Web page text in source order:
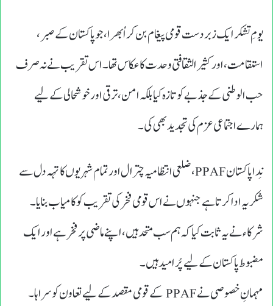
یومِ تشکر ایک زبردست قومی پیغام بن کر اُبھرا، جو پاکستان کے صبر،
استقامت، اور کثیر الثقافتی وحدت کا عکاس تھا۔ اس تقریب نے نہ صرف
حب الوطنی کے جذبے کو تازہ کیا بلکہ امن، ترقی اور خوشحالی کے لیے
ہمارے اجتماعی عزم کی تجدید بھی کی۔
نِدا پاکستان PPAF، ضلعی انتظامیہ چترال اور تمام شہریوں کا تہہ دل سے
شکریہ ادا کرتا ہے جنہوں نے اس قومی فخر کی تقریب کو کامیاب بنایا۔
شرکاء نے یہ ثابت کیا کہ ہم سب متحد ہیں، اپنے ماضی پر فخر ہے اور ایک
مضبوط پاکستان کے لیے پُرامید ہیں۔
مہمانِ خصوصی نے PPAF کے قومی مقصد کے لیے تعاون کو سراہا۔